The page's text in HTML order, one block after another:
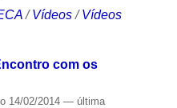
/Vídeos /Vídeos
com os
14/02/2014 — última